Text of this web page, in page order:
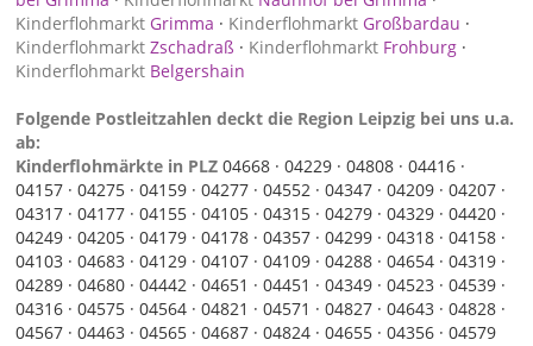
Kinderflohmarkt Grimma · Kinderflohmarkt Großbardau ·
Kinderflohmarkt Zschadraß · Kinderflohmarkt Frohburg ·
Kinderflohmarkt Belgershain
Folgende Postleitzahlen deckt die Region Leipzig bei uns u.a.
ab:
Kinderflohmärkte in PLZ04668 ·04229 ·04808 ·04416 ·
04157 ·04275 ·04159 ·04277 ·04552 ·04347 ·04209 ·04207 ·
04317 ·04177 ·04155 ·04105 ·04315 ·04279 ·04329 ·04420 ·
04249 ·04205 ·04179 ·04178 ·04357 ·04299 ·04318 ·04158 ·
04103 ·04683 ·04129 ·04107 ·04109 ·04288 ·04654 ·04319 ·
04289 ·04680 ·04442 ·04651 ·04451 ·04349 ·04523 ·04539 ·
04316 ·04575 ·04564 ·04821 ·04571 ·04827 ·04643 ·04828 ·
04567 ·04463 ·04565 ·04687 ·04824 ·04655 ·04356 ·04579